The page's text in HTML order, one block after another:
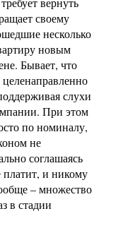
своему
несколько
новым
Бывает, что
слухи
При этом
по номиналу,
не
соглашаясь
платит, и никому
– множество
в стадии